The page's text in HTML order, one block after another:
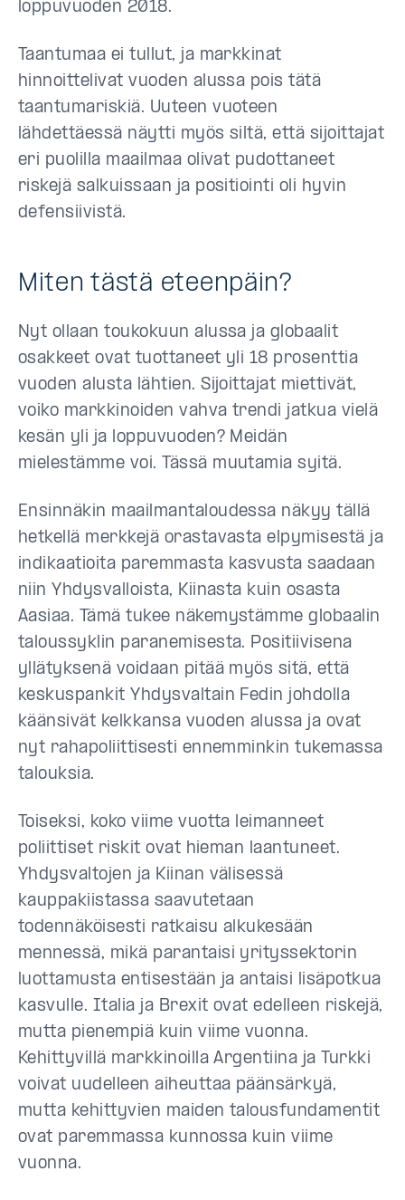
loppuvuoden 2018.
Taantumaa ei tullut, ja markkinat
hinnoittelivat vuoden alussa pois tätä
taantumariskiä. Uuteen vuoteen
lähdettäessä näytti myös siltä, että sijoittajat
eri puolilla maailmaa olivat pudottaneet
riskejä salkuissaan ja positiointi oli hyvin
defensiivistä.
Miten tästä eteenpäin?
Nyt ollaan toukokuun alussa ja globaalit
osakkeet ovat tuottaneet yli 18 prosenttia
vuoden alusta lähtien. Sijoittajat miettivät,
voiko markkinoiden vahva trendi jatkua vielä
kesän yli ja loppuvuoden? Meidän
mielestämme voi. Tässä muutamia syitä.
Ensinnäkin maailmantaloudessa näkyy tällä
hetkellä merkkejä orastavasta elpymisestä ja
indikaatioita paremmasta kasvusta saadaan
niin Yhdysvalloista, Kiinasta kuin osasta
Aasiaa. Tämä tukee näkemystämme globaalin
taloussyklin paranemisesta. Positiivisena
yllätyksenä voidaan pitää myös sitä, että
keskuspankit Yhdysvaltain Fedin johdolla
käänsivät kelkkansa vuoden alussa ja ovat
nyt rahapoliittisesti ennemminkin tukemassa
talouksia.
Toiseksi, koko viime vuotta leimanneet
poliittiset riskit ovat hieman laantuneet.
Yhdysvaltojen ja Kiinan välisessä
kauppakiistassa saavutetaan
todennäköisesti ratkaisu alkukesään
mennessä, mikä parantaisi yrityssektorin
luottamusta entisestään ja antaisi lisäpotkua
kasvulle. Italia ja Brexit ovat edelleen riskejä,
mutta pienempiä kuin viime vuonna.
Kehittyvillä markkinoilla Argentiina ja Turkki
voivat uudelleen aiheuttaa päänsärkyä,
mutta kehittyvien maiden talousfundamentit
ovat paremmassa kunnossa kuin viime
vuonna.